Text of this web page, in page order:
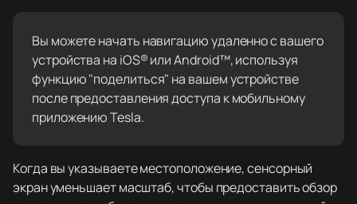
Вы можете начать навигацию удаленно с вашего
устройства на iOS® или Android™, используя
функцию "поделиться" на вашем устройстве
после предоставления доступа к мобильному
приложению Tesla.
Когда вы указываете местоположение, сенсорный
экран уменьшает масштаб, чтобы предоставить обзор